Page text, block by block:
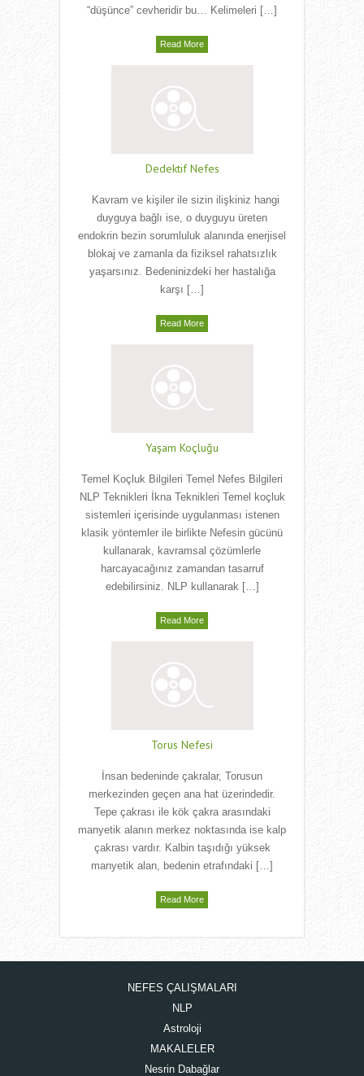
“düşünce” cevheridir bu… Kelimeleri […]
Read More
Dedektif Nefes
Kavram ve kişiler ile sizin ilişkiniz hangi
duyguya bağlı ise, o duyguyu üreten
endokrin bezin sorumluluk alanında enerjisel
blokaj ve zamanla da fiziksel rahatsızlık
yaşarsınız. Bedeninizdeki her hastalığa
karşı […]
Read More
Yaşam Koçluğu
Temel Koçluk Bilgileri Temel Nefes Bilgileri
NLP Teknikleri İkna Teknikleri Temel koçluk
sistemleri içerisinde uygulanması istenen
klasik yöntemler ile birlikte Nefesin gücünü
kullanarak, kavramsal çözümlerle
harcayacağınız zamandan tasarruf
edebilirsiniz. NLP kullanarak […]
Read More
Torus Nefesi
İnsan bedeninde çakralar, Torusun
merkezinden geçen ana hat üzerindedir.
Tepe çakrası ile kök çakra arasındaki
manyetik alanın merkez noktasında ise kalp
çakrası vardır. Kalbin taşıdığı yüksek
manyetik alan, bedenin etrafındaki […]
Read More
NEFES ÇALIŞMALARI
NLP
Astroloji
MAKALELER
Nesrin Dabağlar